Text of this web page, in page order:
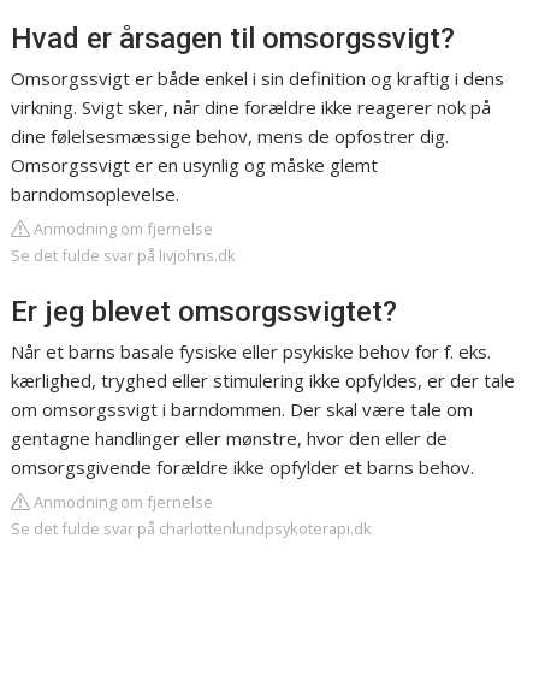
Hvad er årsagen til omsorgssvigt?
Omsorgssvigt er både enkel i sin definition og kraftig i dens
virkning. Svigt sker, når dine forældre ikke reagerer nok på
dine følelsesmæssige behov, mens de opfostrer dig.
Omsorgssvigt er en usynlig og måske glemt
barndomsoplevelse.
Anmodning om fjernelse
Se det fulde svar på livjohns.dk
Er jeg blevet omsorgssvigtet?
Når et barns basale fysiske eller psykiske behov for f. eks.
kærlighed, tryghed eller stimulering ikke opfyldes, er der tale
om omsorgssvigt i barndommen. Der skal være tale om
gentagne handlinger eller mønstre, hvor den eller de
omsorgsgivende forældre ikke opfylder et barns behov.
Anmodning om fjernelse
Se det fulde svar på charlottenlundpsykoterapi.dk